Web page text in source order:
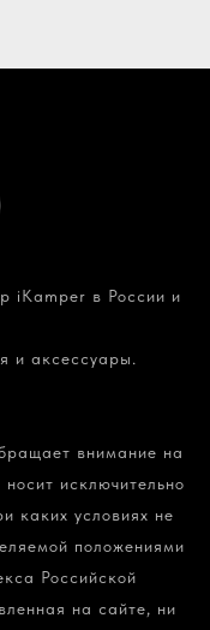
iKamper в России и
и аксессуары.
внимание на
исключительно
каких условиях не
положениями
Российской
на сайте, ни